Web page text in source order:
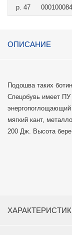
р. 47
ОПИСАНИЕ
Подошва таких
Спецобувь имеет
энергопоглощающий
мягкий кант,
200 Дж. Высота